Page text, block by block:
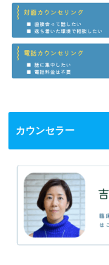
カウンセラー